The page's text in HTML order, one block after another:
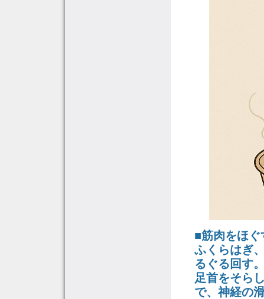
■筋肉をほぐ
ふくらはぎ
るぐる回す
足首をそら
で、神経の